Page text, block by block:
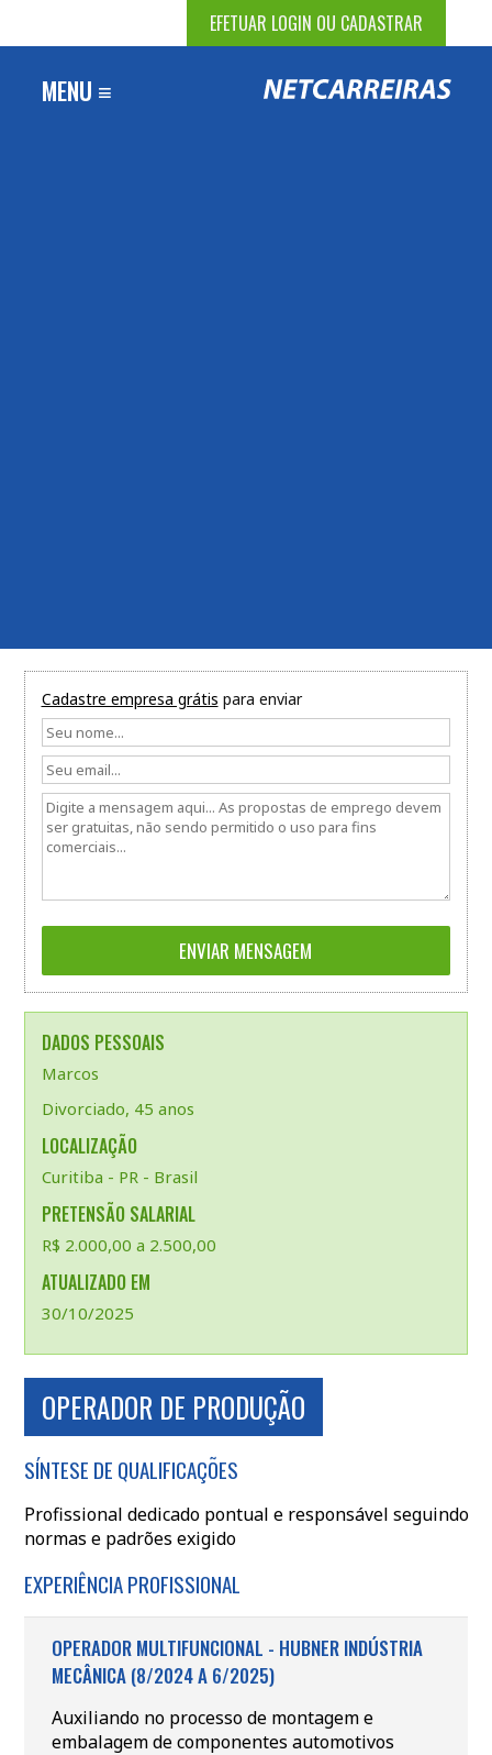
EFETUAR LOGIN OU CADASTRAR
MENU ≡
Cadastre empresa grátis para enviar
DADOS PESSOAIS
Marcos
Divorciado, 45 anos
LOCALIZAÇÃO
Curitiba - PR - Brasil
PRETENSÃO SALARIAL
R$ 2.000,00 a 2.500,00
ATUALIZADO EM
30/10/2025
OPERADOR DE PRODUÇÃO
SÍNTESE DE QUALIFICAÇÕES
Profissional dedicado pontual e responsável seguindo
normas e padrões exigido
EXPERIÊNCIA PROFISSIONAL
OPERADOR MULTIFUNCIONAL - HUBNER INDÚSTRIA
MECÂNICA (8/2024 A 6/2025)
Auxiliando no processo de montagem e
embalagem de componentes automotivos